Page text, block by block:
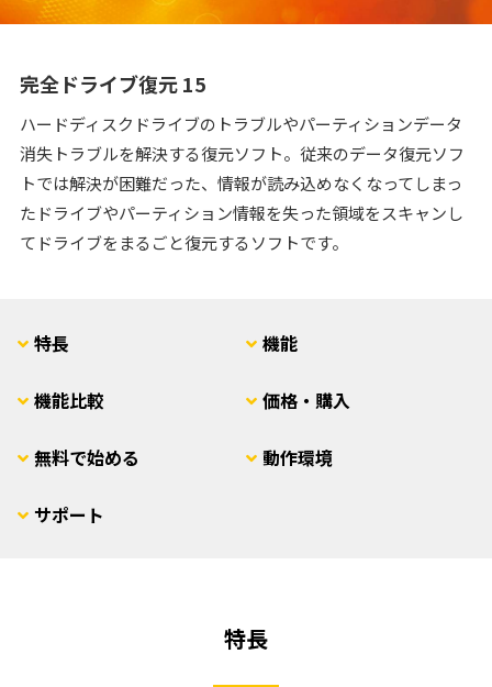
完全ドライブ復元 15
ハードディスクドライブのトラブルやパーティションデータ
消失トラブルを解決する復元ソフト。従来のデータ復元ソフ
トでは解決が困難だった、情報が読み込めなくなってしまっ
たドライブやパーティション情報を失った領域をスキャンし
てドライブをまるごと復元するソフトです。
特長 機能
機能比較 価格・購入
無料で始める 動作環境
サポート
特長